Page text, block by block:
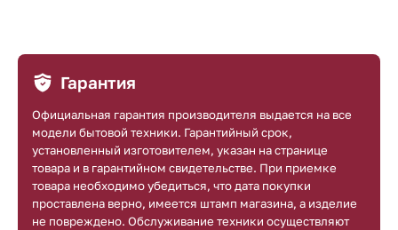
Гарантия
Официальная гарантия производителя выдается на все
модели бытовой техники. Гарантийный срок,
установленный изготовителем, указан на странице
товара и в гарантийном свидетельстве. При приемке
товара необходимо убедиться, что дата покупки
проставлена верно, имеется штамп магазина, а изделие
не повреждено. Обслуживание техники осуществляют